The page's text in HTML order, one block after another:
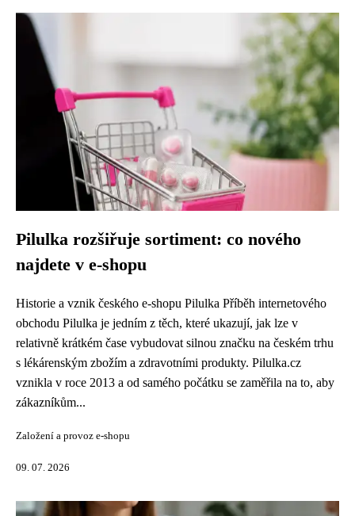
Pilulka rozšiřuje sortiment: co nového
najdete v e-shopu
Historie a vznik českého e-shopu Pilulka Příběh internetového
obchodu Pilulka je jedním z těch, které ukazují, jak lze v
relativně krátkém čase vybudovat silnou značku na českém trhu
s lékárenským zbožím a zdravotními produkty. Pilulka.cz
vznikla v roce 2013 a od samého počátku se zaměřila na to, aby
zákazníkům...
Založení a provoz e-shopu
09. 07. 2026